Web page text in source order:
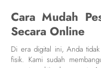
Cara Mudah
Secara Online
Di era digital ini, Anda
fisik. Kami sudah